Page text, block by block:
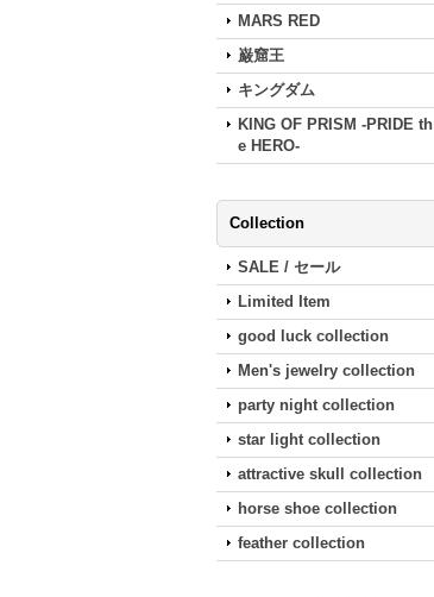
MARS RED
巌窟王
キングダム
KING OF PRISM -PRIDE th
e HERO-
Collection
SALE / セール
Limited Item
good luck collection
Men's jewelry collection
party night collection
star light collection
attractive skull collection
horse shoe collection
feather collection